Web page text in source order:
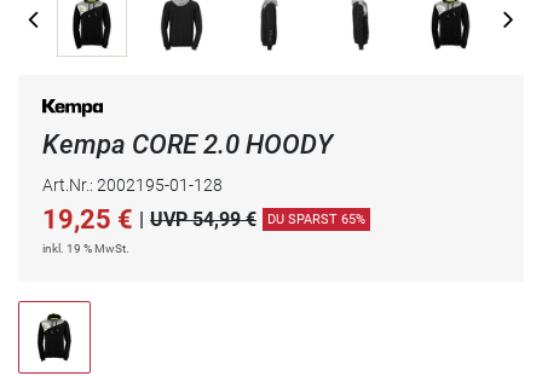
Kempa CORE 2.0 HOODY
Art.Nr.: 2002195-01-128
19,25 € | UVP 54,99 € DU SPARST 65%
inkl. 19 % MwSt.